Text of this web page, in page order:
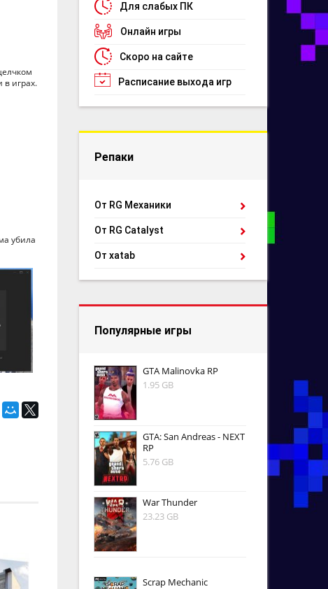
играх.
убила
Для слабых ПК
Онлайн игры
Скоро на сайте
Расписание выхода игр
Репаки
От RG Механики
От RG Catalyst
От xatab
Популярные игры
GTA Malinovka RP
1.95 GB
GTA: San Andreas - NEXT
RP
5.76 GB
War Thunder
23.23 GB
Scrap Mechanic